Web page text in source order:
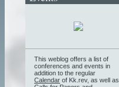
This weblog offers a list of
conferences and events in
addition to the regular
Calendar of Kk.rev, as well as